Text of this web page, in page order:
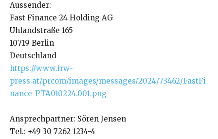
Aussender:
Fast Finance 24 Holding AG
Uhlandstraße 165
10719 Berlin
Deutschland
https://www.irw-
press.at/prcom/images/messages/2024/73462/FastFi
nance_PTA010224.001.png
Ansprechpartner: Sören Jensen
Tel.: +49 30 7262 1234-4